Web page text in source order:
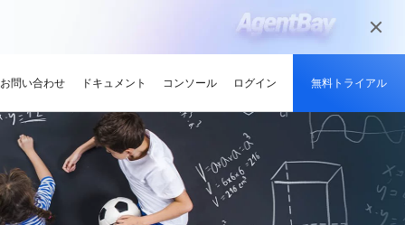
お問い合わせ ドキュメント コンソール ログイン 無料トライアル
を試す
、画像生成、およびビデオ生成をサポートします。
サイト
技大会
、Al で強化されたクラ
最新情報
イベントとウェビナー
今後のイベントとオンデマンドイベント
Service (ECS)
ホストし、エンタープライ
推奨されるプログラム
無料トライアル：80+ のプ
ロダクト、100 万トークン /
用性を維持しながら、
成長を促進
メディアとエンターテイメント
デジタル化されたメディアジャーニー
で、今日のメディア市場向けにコンテン
ツを準備
化
。
と認定
Academy
レーニングでクラウドス
開発者ハブ
Alibaba Cloud プロジェクトハブ
プラットフォームを使用して開発者が構
探す
ーを素早く見つける
パートナーになる
パートナーネットワーク
Alibaba Cloud のチャネル、テクノロジ
る
を共有し、Alibaba Cloud